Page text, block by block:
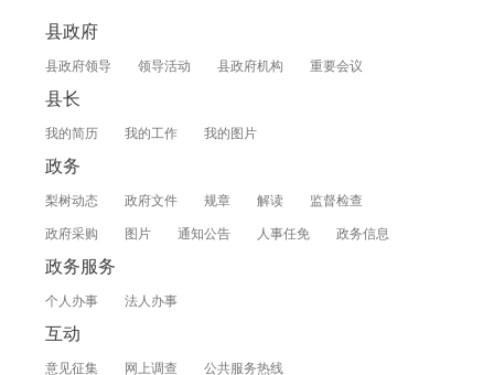
县政府
县政府领导 领导活动 县政府机构 重要会议
县长
我的简历 我的工作 我的图片
政务
梨树动态 政府文件 规章 解读 监督检查
政府采购 图片 通知公告 人事任免 政务信息
政务服务
个人办事 法人办事
互动
意见征集 网上调查 公共服务热线